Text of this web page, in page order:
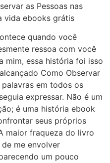
as Pessoas nas
vida ebooks grátis
quando você
ressoa com você
mim, essa história foi isso
Como Observar
em todos os
expressar. Não é um
é uma história ebook
seus próprios
maior fraqueza do livro
me envolver
um pouco